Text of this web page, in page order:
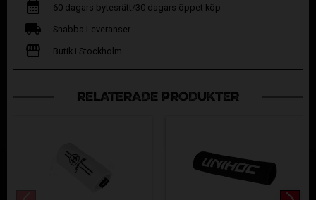
60 dagars bytesrätt/30 dagars öppet köp
Snabba Leveranser
Butik i Stockholm
RELATERADE PRODUKTER